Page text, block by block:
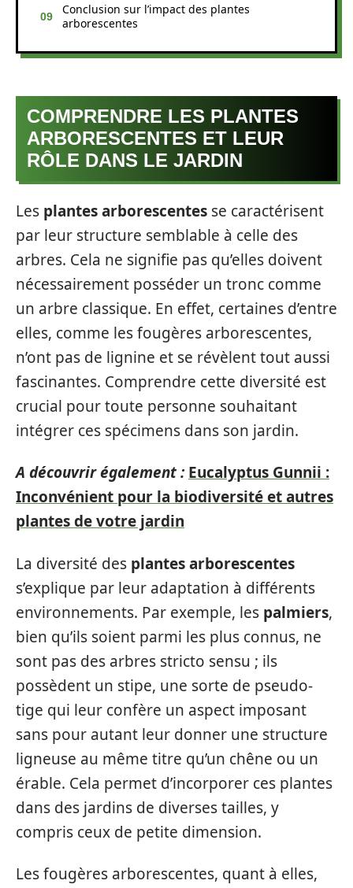
Conclusion sur l’impact des plantes
arborescentes
COMPRENDRE LES PLANTES
ARBORESCENTES ET LEUR
RÔLE DANS LE JARDIN
Les plantes arborescentes se caractérisent
par leur structure semblable à celle des
arbres. Cela ne signifie pas qu’elles doivent
nécessairement posséder un tronc comme
un arbre classique. En effet, certaines d’entre
elles, comme les fougères arborescentes,
n’ont pas de lignine et se révèlent tout aussi
fascinantes. Comprendre cette diversité est
crucial pour toute personne souhaitant
intégrer ces spécimens dans son jardin.
A découvrir également : Eucalyptus Gunnii :
Inconvénient pour la biodiversité et autres
plantes de votre jardin
La diversité des plantes arborescentes
s’explique par leur adaptation à différents
environnements. Par exemple, les palmiers,
bien qu’ils soient parmi les plus connus, ne
sont pas des arbres stricto sensu ; ils
possèdent un stipe, une sorte de pseudo-
tige qui leur confère un aspect imposant
sans pour autant leur donner une structure
ligneuse au même titre qu’un chêne ou un
érable. Cela permet d’incorporer ces plantes
dans des jardins de diverses tailles, y
compris ceux de petite dimension.
Les fougères arborescentes, quant à elles,